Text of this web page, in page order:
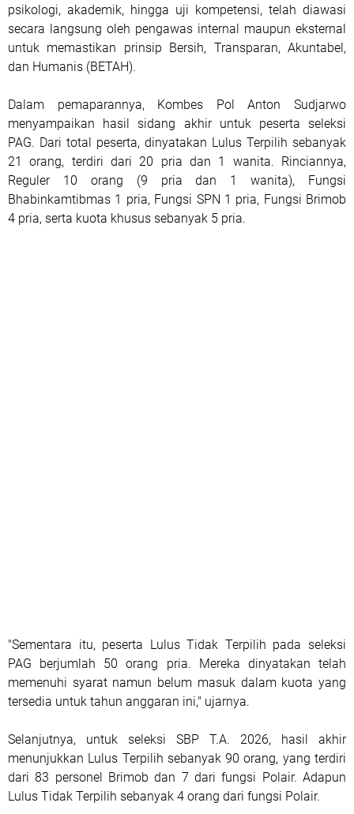
psikologi, akademik, hingga uji kompetensi, telah diawasi
secara langsung oleh pengawas internal maupun eksternal
untuk memastikan prinsip Bersih, Transparan, Akuntabel,
dan Humanis (BETAH).
Dalam pemaparannya, Kombes Pol Anton Sudjarwo
menyampaikan hasil sidang akhir untuk peserta seleksi
PAG. Dari total peserta, dinyatakan Lulus Terpilih sebanyak
21 orang, terdiri dari 20 pria dan 1 wanita. Rinciannya,
Reguler 10 orang (9 pria dan 1 wanita), Fungsi
Bhabinkamtibmas 1 pria, Fungsi SPN 1 pria, Fungsi Brimob
4 pria, serta kuota khusus sebanyak 5 pria.
"Sementara itu, peserta Lulus Tidak Terpilih pada seleksi
PAG berjumlah 50 orang pria. Mereka dinyatakan telah
memenuhi syarat namun belum masuk dalam kuota yang
tersedia untuk tahun anggaran ini," ujarnya.
Selanjutnya, untuk seleksi SBP T.A. 2026, hasil akhir
menunjukkan Lulus Terpilih sebanyak 90 orang, yang terdiri
dari 83 personel Brimob dan 7 dari fungsi Polair. Adapun
Lulus Tidak Terpilih sebanyak 4 orang dari fungsi Polair.